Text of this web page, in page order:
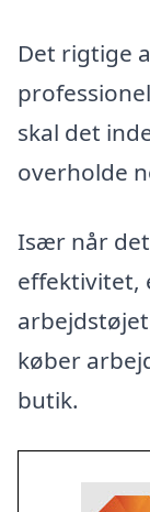
Det rigtige
skal det
overholde
Især når
effektivitet,
køber
butik.